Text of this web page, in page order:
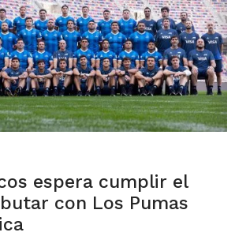
espera cumplir el
con Los Pumas